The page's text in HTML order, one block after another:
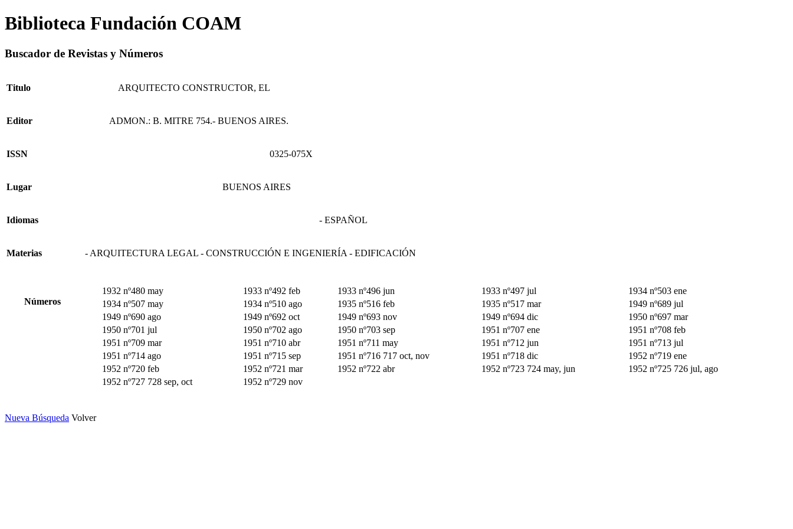
Biblioteca Fundación COAM
Buscador de Revistas y Números
Titulo ARQUITECTO CONSTRUCTOR, EL
Editor ADMON.: B. MITRE 754.- BUENOS AIRES.
ISSN 0325-075X
Lugar BUENOS AIRES
Idiomas - ESPAÑOL
Materias - ARQUITECTURA LEGAL - CONSTRUCCIÓN E INGENIERÍA - EDIFICACIÓN
Números
1932 nº480 may 1933 nº492 feb 1933 nº496 jun 1933 nº497 jul
1934 nº503 ene
1934 nº507 may
1934 nº510 ago 1935 nº516 feb 1935 nº517 mar
1949 nº689 jul
1949 nº690 ago
1949 nº692 oct 1949 nº693 nov 1949 nº694 dic
1950 nº697 mar
1950 nº701 jul
1950 nº702 ago 1950 nº703 sep 1951 nº707 ene
1951 nº708 feb
1951 nº709 mar
1951 nº710 abr 1951 nº711 may 1951 nº712 jun
1951 nº713 jul
1951 nº714 ago
1951 nº715 sep 1951 nº716 717 oct, nov 1951 nº718 dic
1952 nº719 ene
1952 nº720 feb
1952 nº721 mar 1952 nº722 abr 1952 nº723 724 may, jun
1952 nº725 726 jul, ago
1952 nº727 728 sep, oct
1952 nº729 nov
Nueva Búsqueda Volver